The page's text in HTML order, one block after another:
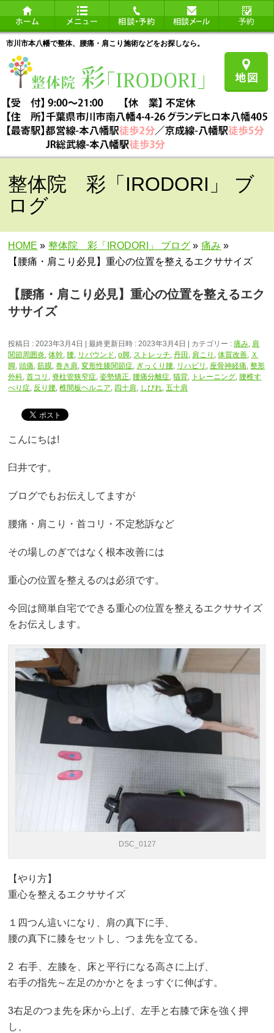
市川市本八幡で整体、腰痛・肩こり施術などをお探しなら。
整体院 彩「IRODORI」 ブ
ログ
HOME » 整体院 彩「IRODORI」 ブログ » 痛み »
【腰痛・肩こり必見】重心の位置を整えるエクササイズ
【腰痛・肩こり必見】重心の位置を整えるエク
ササイズ
投稿日 : 2023年3月4日 最終更新日時 : 2023年3月4日 カテゴリー :痛み, 肩
関節周囲炎,体幹, 腰, リバウンド,o脚, ストレッチ,丹田 , 肩こり ,体質改善, Ｘ
脚,頭痛,筋膜,巻き肩,変形性膝関節症, ぎっくり腰, リハビリ , 座骨神経痛,整形
外科,首コリ , 脊柱管狭窄症,姿勢矯正, 腰痛分離症,猫背, トレーニング, 腰椎す
べり症, 反り腰,椎間板ヘルニア, 四十肩, しびれ,五十肩
こんにちは!
臼井です。
ブログでもお伝えしてますが
腰痛・肩こり・首コリ・不定愁訴など
その場しのぎではなく根本改善には
重心の位置を整えるのは必須です。
今回は簡単自宅でできる重心の位置を整えるエクササイズ
をお伝えします。
DSC_0127
【やり方】
重心を整えるエクササイズ
１四つん這いになり、肩の真下に手、
腰の真下に膝をセットし、つま先を立てる。
2 右手、左膝を、床と平行になる高さに上げ、
右手の指先～左足のかかとをまっすぐに伸ばす。
3右足のつま先を床から上げ、左手と右膝で床を強く押
し、